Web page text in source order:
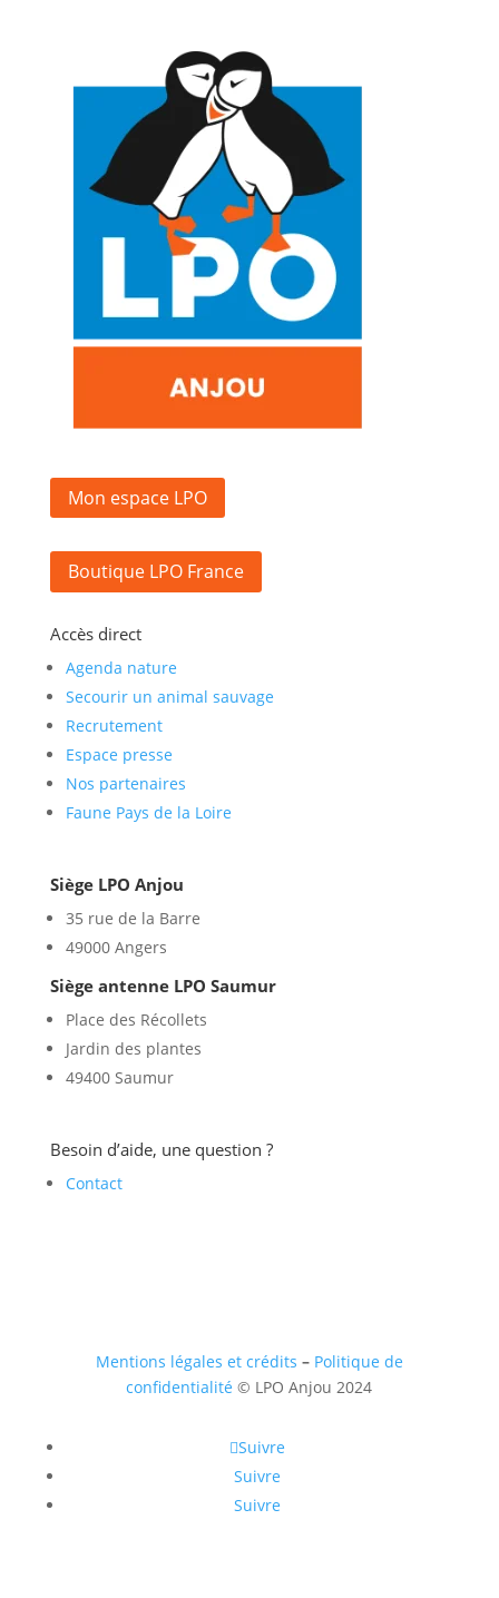
Mon espace LPO
Boutique LPO France
Accès direct
Agenda nature
Secourir un animal sauvage
Recrutement
Espace presse
Nos partenaires
Faune Pays de la Loire
Siège LPO Anjou
35 rue de la Barre
49000 Angers
Siège antenne LPO Saumur
Place des Récollets
Jardin des plantes
49400 Saumur
Besoin d’aide, une question ?
Contact
Mentions légales et crédits – Politique de
confidentialité © LPO Anjou 2024
Suivre
Suivre
Suivre